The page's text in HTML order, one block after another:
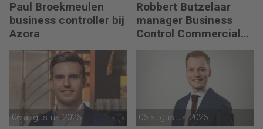
Paul Broekmeulen
business controller bij
Azora
Robbert Butzelaar
manager Business
Control Commercial
bij PLUS Retail
06 augustus 2026 06 augustus 2026